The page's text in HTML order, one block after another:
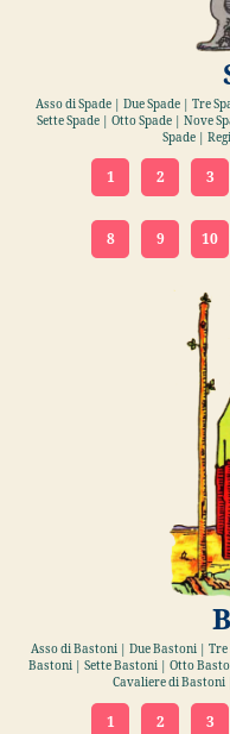
Asso di Spade | Due Spade | Tre
Sette Spade | Otto Spade | Nove
Spade |
1 2 3
8 9 10
Asso di Bastoni | Due Bastoni |
Bastoni | Sette Bastoni | Otto
Cavaliere di Bastoni
1 2 3